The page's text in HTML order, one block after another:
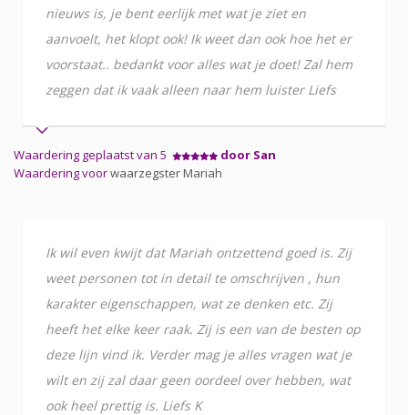
nieuws is, je bent eerlijk met wat je ziet en
aanvoelt, het klopt ook! Ik weet dan ook hoe het er
voorstaat.. bedankt voor alles wat je doet! Zal hem
zeggen dat ik vaak alleen naar hem luister Liefs
Waardering geplaatst van 5
door San
Waardering voorwaarzegster Mariah
Ik wil even kwijt dat Mariah ontzettend goed is. Zij
weet personen tot in detail te omschrijven , hun
karakter eigenschappen, wat ze denken etc. Zij
heeft het elke keer raak. Zij is een van de besten op
deze lijn vind ik. Verder mag je alles vragen wat je
wilt en zij zal daar geen oordeel over hebben, wat
ook heel prettig is. Liefs K